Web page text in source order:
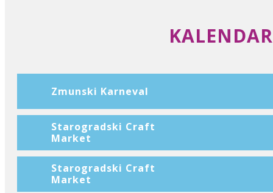
Zmunski Karneval
Starogradski Craft
Market
Starogradski Craft
Market